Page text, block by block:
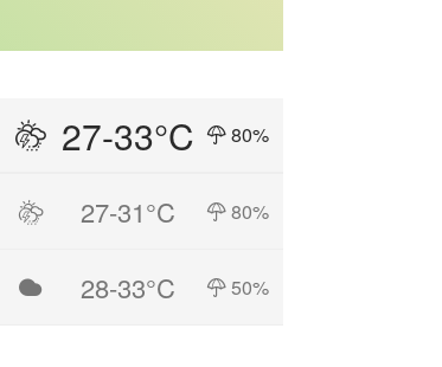
27-33°C 80%
27-31°C 80%
28-33°C 50%